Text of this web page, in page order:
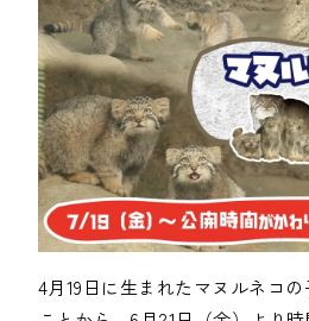
4月19日に生まれたマヌルネコ